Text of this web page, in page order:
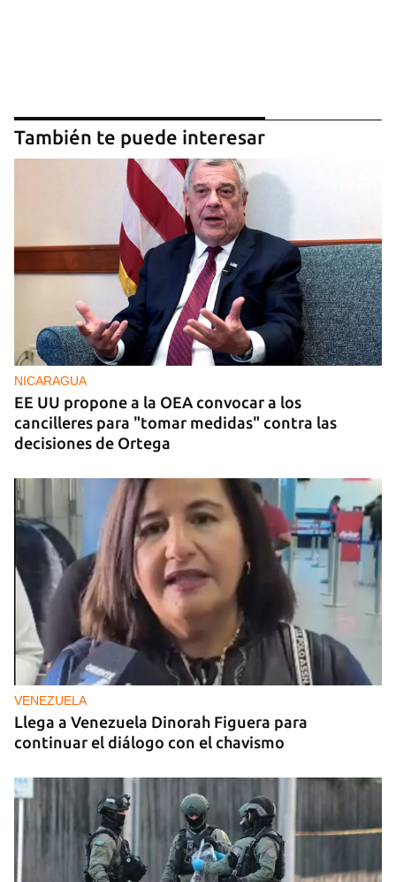
También te puede interesar
NICARAGUA
EE UU propone a la OEA convocar a los
cancilleres para "tomar medidas" contra las
decisiones de Ortega
VENEZUELA
Llega a Venezuela Dinorah Figuera para
continuar el diálogo con el chavismo